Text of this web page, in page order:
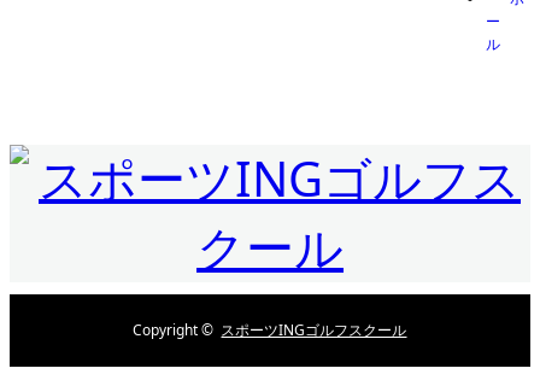
ー
ル
Copyright © スポーツINGゴルフスクール